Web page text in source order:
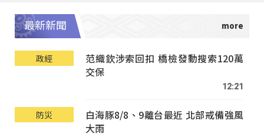
最新新聞
政經
范織欽涉索回扣 橋檢發動搜索120萬
交保
12:21
防災
白海豚8/8、9離台最近 北部戒備強風
大雨